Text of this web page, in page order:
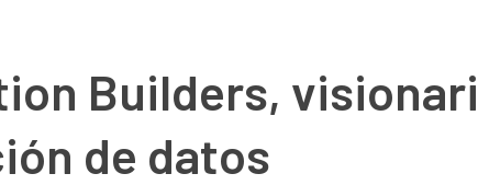
Builders,
de datos